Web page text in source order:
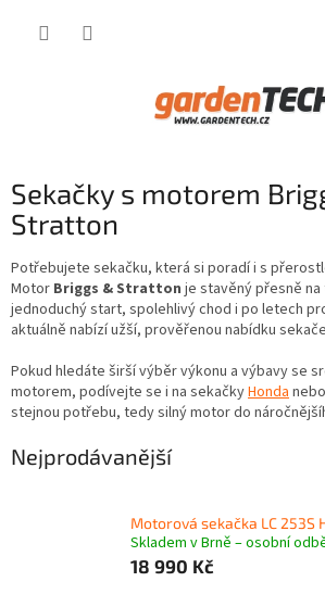
Sekačky s motorem
Stratton
Potřebujete sekačku, která si poradí i s
Motor Briggs & Stratton je stavěný přesně
jednoduchý start, spolehlivý chod i po letech
aktuálně nabízí užší, prověřenou nabídku
Pokud hledáte širší výběr výkonu a výbavy se
motorem, podívejte se i na sekačkyHonda nebo
stejnou potřebu, tedy silný motor do
Nejprodávanější
Motorová sekačka LC 253S
Skladem v Brně – osobní
18 990 Kč